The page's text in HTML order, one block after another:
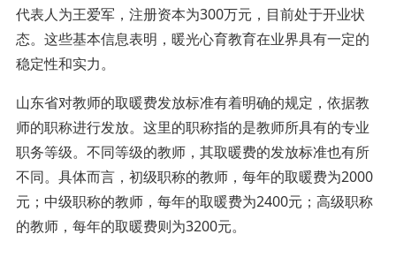
代表人为王爱军，注册资本为300万元，目前处于开业状
态。这些基本信息表明，暖光心育教育在业界具有一定的
稳定性和实力。
山东省对教师的取暖费发放标准有着明确的规定，依据教
师的职称进行发放。这里的职称指的是教师所具有的专业
职务等级。不同等级的教师，其取暖费的发放标准也有所
不同。具体而言，初级职称的教师，每年的取暖费为2000
元；中级职称的教师，每年的取暖费为2400元；高级职称
的教师，每年的取暖费则为3200元。